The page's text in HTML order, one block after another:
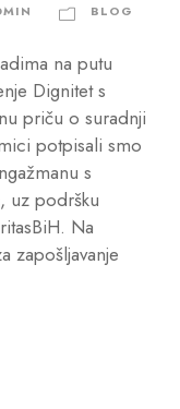
BLOG
na putu
Dignitet s
priču o suradnji
potpisali smo
s
uz podršku
Na
zapošljavanje